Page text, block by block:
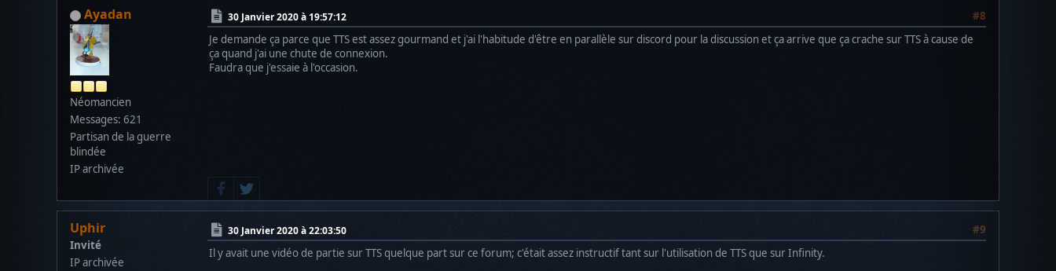
Ayadan
Néomancien
Messages: 621
Partisan de la guerre
blindée
IP archivée
30 Janvier 2020 à 19:57:12
#8
Je demande ça parce que TTS est assez gourmand et j'ai l'habitude d'être en parallèle sur discord pour la discussion et ça arrive que ça crache sur TTS à cause de
ça quand j'ai une chute de connexion.
Faudra que j'essaie à l'occasion.
Uphir
Invité
IP archivée
30 Janvier 2020 à 22:03:50
#9
Il y avait une vidéo de partie sur TTS quelque part sur ce forum; c'était assez instructif tant sur l'utilisation de TTS que sur Infinity.